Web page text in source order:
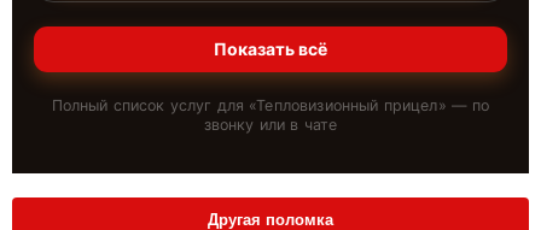
Показать всё
Полный список услуг для «Тепловизионный прицел» — по
звонку или в чате
Другая поломка